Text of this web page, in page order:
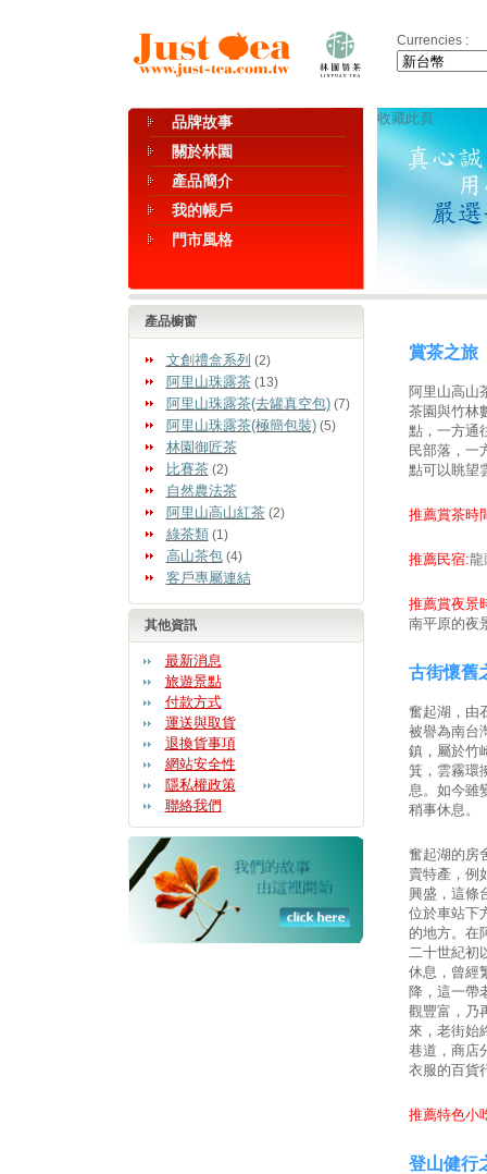
Currencies :
品牌故事
關於林園
產品簡介
我的帳戶
門市風格
收藏此頁
產品櫥窗
文創禮盒系列 (2)
阿里山珠露茶(13)
阿里山珠露茶(去罐真空包)(7)
阿里山珠露茶(極簡包裝)(5)
林園御匠茶
比賽茶(2)
自然農法茶
阿里山高山紅茶(2)
綠茶類 (1)
高山茶包(4)
客戶專屬連結
其他資訊
最新消息
旅遊景點
付款方式
運送與取貨
退換貨事項
網站安全性
隱私權政策
聯絡我們
賞茶之旅
阿里山高山
茶園與竹林
點，一方通
民部落，一
點可以眺望
推薦賞茶時
推薦民宿:龍
推薦賞夜景
南平原的夜
古街懷舊
奮起湖，由
被譽為南台
鎮，屬於竹
箕，雲霧環
息。如今雖
稍事休息。
奮起湖的房
賣特產，例
興盛，這條
位於車站下
的地方。在
二十世紀初
休息，曾經
降，這一帶
觀豐富，乃
來，老街始
巷道，商店
衣服的百貨
推薦特色小
登山健行